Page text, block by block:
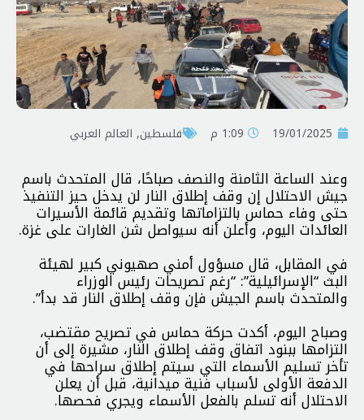
19/01/2025 1:09 م فلسطين, العالم العربي
وعند الساعة الثامنة والنصف صباحًا، قال المتحدث باسم
جيش الاحتلال إن وقف إطلاق النار لن يدخل حيز التنفيذ
حتى وفاء حماس بالتزاماتها وتقديم قائمة الأسيرات
العائدات اليوم، وأعلن أنه سيواصل شن الغارات على غزة.
في المقابل، قال مسؤول أمني صهيوني كبير لهيئة
البث “الإسرائيلية”: “رغم تصريحات رئيس الوزراء
والمتحدث باسم الجيش فإن وقف إطلاق النار قد بدأ”.
وصباح اليوم، أكدت حركة حماس في تصريح مقتضب،
التزامها ببنود اتفاق وقف إطلاق النار، مشيرة إلى أن
تأخر تسليم الأسماء التي سيتم إطلاق سراحها في
الدفعة الأولى لأسباب فنية ميدانية، قبل أن يعلن
الاحتلال أنه تسلم بالفعل الأسماء ويجري فحصها.